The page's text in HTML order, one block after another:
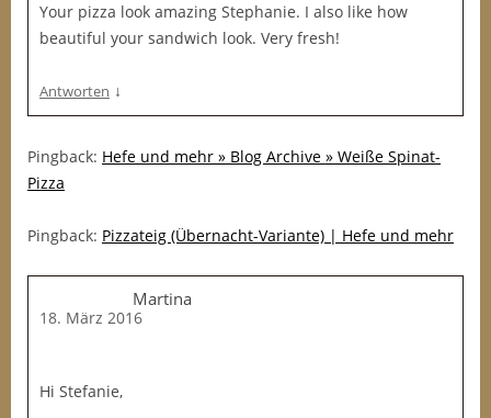
Your pizza look amazing Stephanie. I also like how
beautiful your sandwich look. Very fresh!
Antworten ↓
Pingback: Hefe und mehr » Blog Archive » Weiße Spinat-
Pizza
Pingback: Pizzateig (Übernacht-Variante) | Hefe und mehr
Martina
18. März 2016
Hi Stefanie,